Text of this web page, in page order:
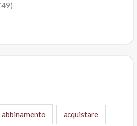
abbinamento acquistare